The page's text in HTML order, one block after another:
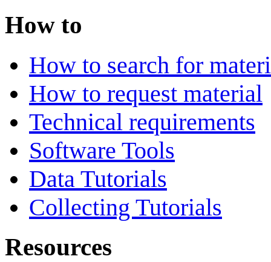
How to
How to search for
How to request material
Technical requirements
Software Tools
Data Tutorials
Collecting Tutorials
Resources